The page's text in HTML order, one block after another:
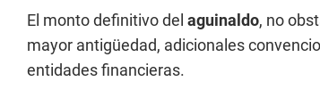
El monto definitivo del aguinaldo, no
mayor antigüedad, adicionales
entidades financieras.